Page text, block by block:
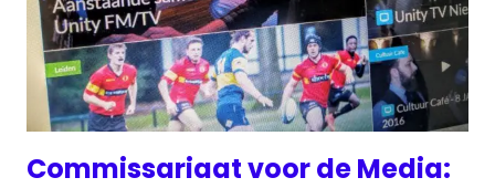
Commissariaat voor de Media: